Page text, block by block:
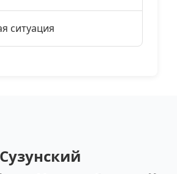
ситуация
Сузунский